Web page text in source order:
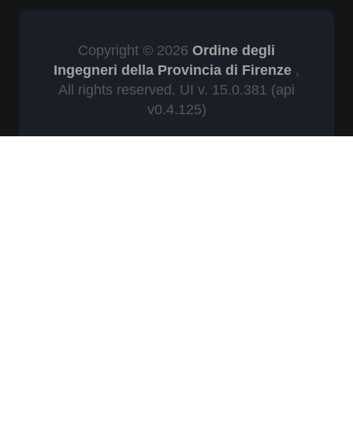
Copyright © 2026 Ordine degli
Ingegneri della Provincia di Firenze ,
All rights reserved. UI v. 15.0.381 (api
v0.4.125)